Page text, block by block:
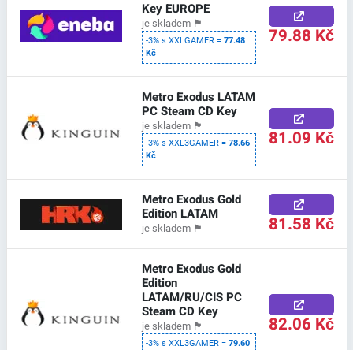
Key EUROPE
je skladem 🏴
-3% s XXLGAMER =77.48
Kč
79.88 Kč
Metro Exodus LATAM
PC Steam CD Key
je skladem 🏴
-3% s XXL3GAMER =78.66
Kč
81.09 Kč
Metro Exodus Gold
Edition LATAM
je skladem 🏴 81.58 Kč
Metro Exodus Gold
Edition
LATAM/RU/CIS PC
Steam CD Key
je skladem 🏴
-3% s XXL3GAMER =79.60
82.06 Kč